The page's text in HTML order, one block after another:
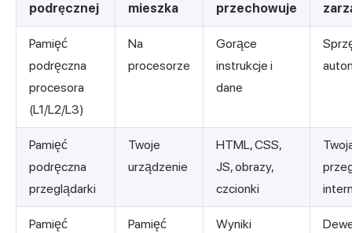
podręcznej
mieszka
przechowuje
Pamięć
podręczna
procesora
(L1/L2/L3)
Na
procesorze
Gorące
instrukcje i
dane
Pamięć
podręczna
przeglądarki
Twoje
urządzenie
HTML, CSS,
JS, obrazy,
czcionki
Pamięć
Pamięć
Wyniki